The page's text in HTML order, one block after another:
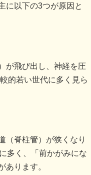
に以下の3つが原因と
が飛び出し、神経を圧
的若い世代に多く見ら
（脊柱管）が狭くなり
多く、「前かがみにな
あります。